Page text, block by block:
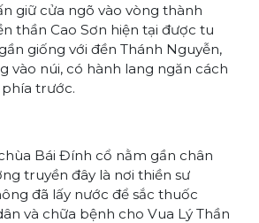
giữ cửa ngõ vào vòng thành
thần Cao Sơn hiện tại được tu
giống với đền Thánh Nguyễn,
vào núi, có hành lang ngăn cách
trước.
Bái Đính cổ nằm gần chân
truyền đây là nơi thiền sư
đã lấy n­ước để sắc thuốc
và chữa bệnh cho Vua Lý Thần